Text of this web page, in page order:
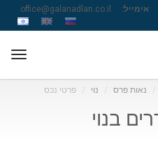
אימייל:
office@galanadlan.co.il
נאות פרס נוי פרטי נכס